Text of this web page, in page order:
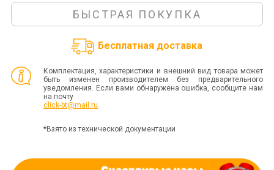
БЫСТРАЯ ПОКУПКА
Бесплатная доставка
Комплектация, характеристики и внешний вид товара может
быть изменен производителем без предварительного
уведомления. Если вами обнаружена ошибка, сообщите нам
на почту
click-bt@mail.ru
*Взято из технической документации